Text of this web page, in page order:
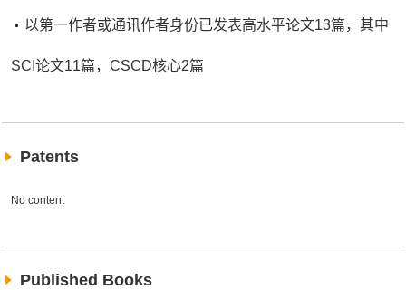
以第一作者或通讯作者身份已发表高水平论文13篇，其中
SCI论文11篇，CSCD核心2篇
Patents
No content
Published Books